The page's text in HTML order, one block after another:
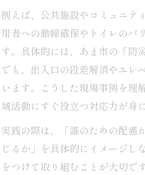
例えば、公共施設やコミュニテ
用者への動線確保やトイレのバ
す。具体的には、あま市の「防
でも、出入口の段差解消やエレ
います。こうした現場事例を理
域活動にすぐ役立つ対応力が身
実践の際は、「誰のための配慮
じるか」を具体的にイメージし
をつけて取り組むことが大切で